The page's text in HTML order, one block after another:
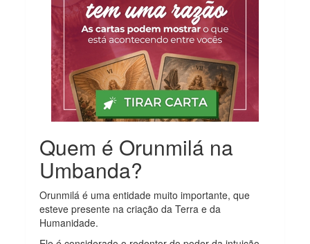
Quem é Orunmilá na
Umbanda?
Orunmilá é uma entidade muito importante, que
esteve presente na criação da Terra e da
Humanidade.